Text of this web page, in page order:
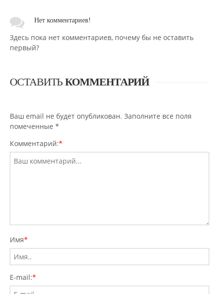
Нет комментариев!
Здесь пока нет комментариев, почему бы не оставить
первый?
ОСТАВИТЬ КОММЕНТАРИЙ
Ваш email не будет опубликован. Заполните все поля
помеченные *
Комментарий:*
Имя*
E-mail:*